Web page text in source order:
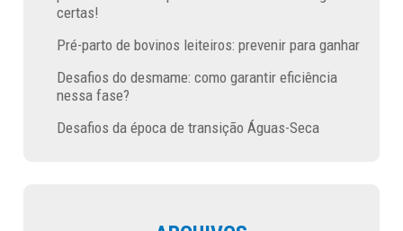
certas!
Pré-parto de bovinos leiteiros: prevenir para ganhar
Desafios do desmame: como garantir eficiência
nessa fase?
Desafios da época de transição Águas-Seca